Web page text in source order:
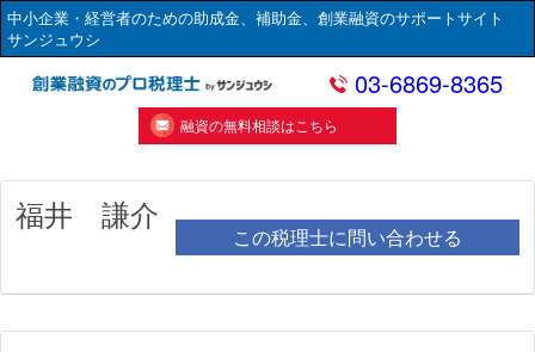
中小企業・経営者のための助成金、補助金、創業融資のサポートサイト
サンジュウシ
03-6869-8365
融資の無料相談はこちら
福井 謙介
この税理士に問い合わせる